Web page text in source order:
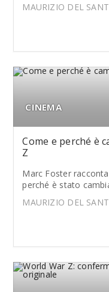
MAURIZIO DEL
CINEMA
Come e perché è
Z
Marc Foster
perché è stato
MAURIZIO DEL